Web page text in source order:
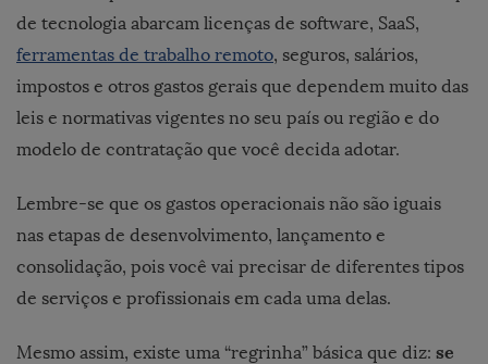
de tecnologia abarcam licenças de software, SaaS,
ferramentas de trabalho remoto, seguros, salários,
impostos e otros gastos gerais que dependem muito das
leis e normativas vigentes no seu país ou região e do
modelo de contratação que você decida adotar.
Lembre-se que os gastos operacionais não são iguais
nas etapas de desenvolvimento, lançamento e
consolidação, pois você vai precisar de diferentes tipos
de serviços e profissionais em cada uma delas.
Mesmo assim, existe uma “regrinha” básica que diz: se